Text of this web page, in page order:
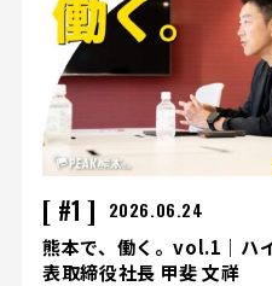
#1
2026.06.24
熊本で、働く。vol.1｜ハ
表取締役社長 甲斐 文祥